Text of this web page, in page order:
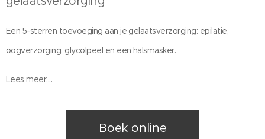
Een 5-sterren toevoeging aan je gelaatsverzorging: epilatie,
oogverzorging, glycolpeel en een halsmasker.
Lees meer,...
Boek online